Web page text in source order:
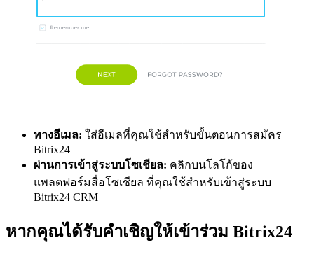
ทางอีเมล: ใส่อีเมลที่คุณใช้สำหรับขั้นตอนการสมัคร
Bitrix24
ผ่านการเข้าสู่ระบบโซเชียล: คลิกบนโลโก้ของ
แพลตฟอร์มสื่อโซเชียล ที่คุณใช้สำหรับเข้าสู่ระบบ
Bitrix24 CRM
หากคุณได้รับคำเชิญให้เข้าร่วม Bitrix24